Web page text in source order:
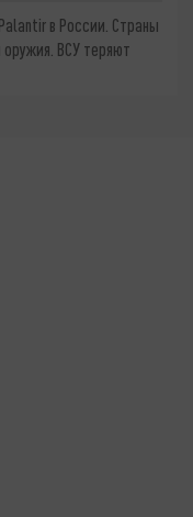
в России. Страны
оружия. ВСУ теряют